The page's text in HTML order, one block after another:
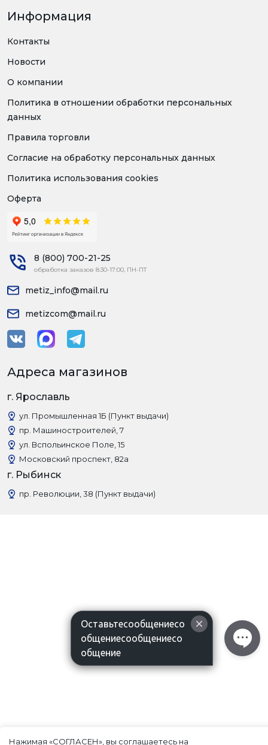
Информация
Контакты
Новости
О компании
Политика в отношении обработки персональных
данных
Правила торговли
Согласие на обработку персональных данных
Политика использования cookies
Оферта
8 (800) 700-21-25
обработка заказов 8:30-17:00, ПН-ПТ
metiz_info@mail.ru
metizcom@mail.ru
Адреса магазинов
г. Ярославль
ул. Промышленная 1Б (Пункт выдачи)
пр. Машиностроителей, 7
ул. Вспольинское Поле, 15
Московский проспект, 82а
г. Рыбинск
пр. Революции, 38 (Пункт выдачи)
Нажимая «СОГЛАСЕН», вы соглашаетесь на
Оставьтесообщениесо
общениесообщениесо
общение